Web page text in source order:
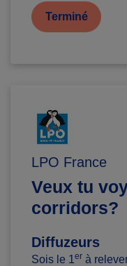
Terminé
LPO France
Veux tu
corridors?
Diffuzeurs
Sois le 1er à